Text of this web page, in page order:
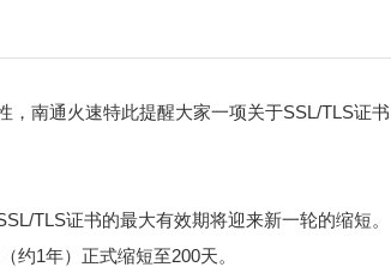
南通火速特此提醒大家一项关于SSL/TLS证书
TLS证书的最大有效期将迎来新一轮的缩短。
约1年）正式缩短至200天。